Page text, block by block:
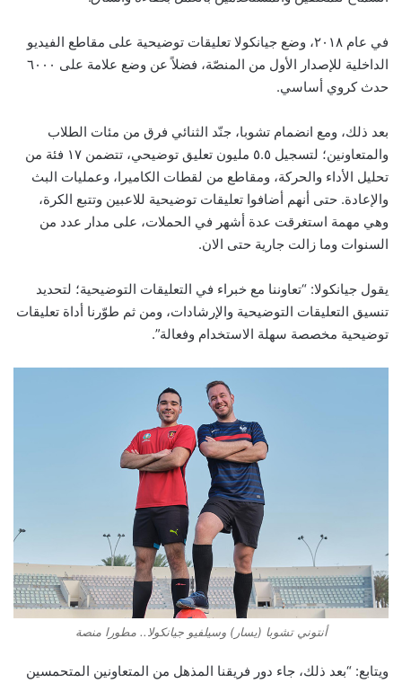
في عام ٢٠١٨، وضع جيانكولا تعليقات توضيحية على مقاطع الفيديو
الداخلية للإصدار الأول من المنصّة، فضلاً عن وضع علامة على ٦٠٠٠
حدث كروي أساسي.
بعد ذلك، ومع انضمام تشوبا، جنّد الثنائي فرق من مئات الطلاب
والمتعاونين؛ لتسجيل ٥.٥ مليون تعليق توضيحي، تتضمن ١٧ فئة من
تحليل الأداء والحركة، ومقاطع من لقطات الكاميرا، وعمليات البث
والإعادة. حتى أنهم أضافوا تعليقات توضيحية للاعبين وتتبع الكرة،
وهي مهمة استغرقت عدة أشهر في الحملات، على مدار عدد من
السنوات وما زالت جارية حتى الان.
يقول جيانكولا: “تعاوننا مع خبراء في التعليقات التوضيحية؛ لتحديد
تنسيق التعليقات التوضيحية والإرشادات، ومن ثم طوّرنا أداة تعليقات
توضيحية مخصصة سهلة الاستخدام وفعالة”.
أنتوني تشوبا (يسار) وسيلفيو جيانكولا.. مطورا منصة
ويتابع: “بعد ذلك، جاء دور فريقنا المذهل من المتعاونين المتحمسين